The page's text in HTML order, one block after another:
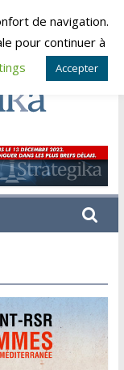
de navigation.
pour continuer à
Accepter